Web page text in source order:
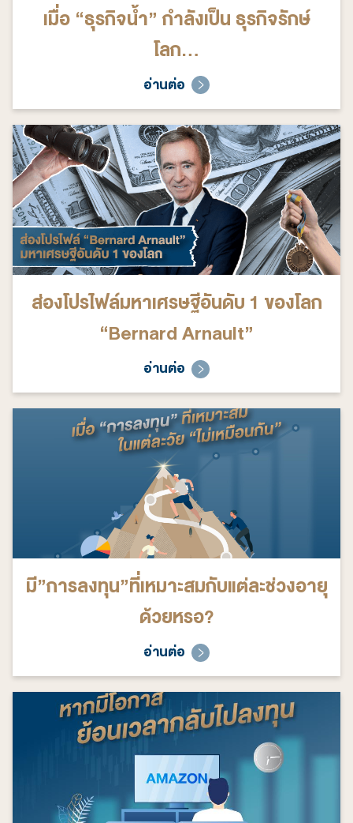
เมื่อ “ธุรกิจน้ำ” กำลังเป็น ธุรกิจรักษ์
โลก…
อ่านต่อ
ส่องโปรไฟล์มหาเศรษฐีอันดับ 1 ของโลก
“Bernard Arnault”
อ่านต่อ
มี”การลงทุน”ที่เหมาะสมกับแต่ละช่วงอายุ
ด้วยหรอ?
อ่านต่อ